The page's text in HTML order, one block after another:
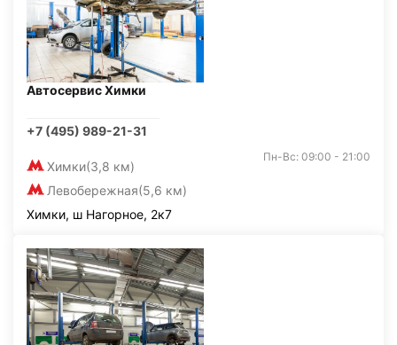
Автосервис Химки
+7 (495) 989-21-31
Химки(3,8 км)
Левобережная(5,6 км)
Пн-Вс: 09:00 - 21:00
Химки, ш Нагорное, 2к7